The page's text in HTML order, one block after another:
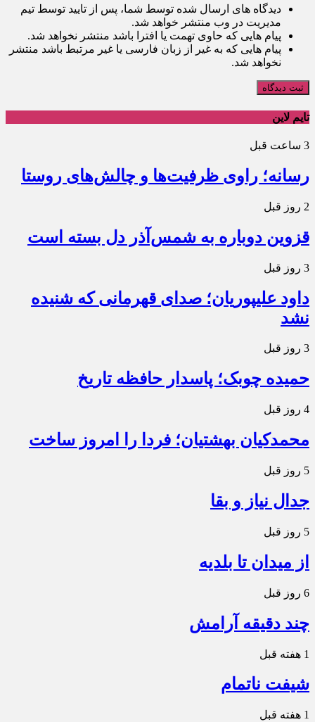
دیدگاه های ارسال شده توسط شما، پس از تایید توسط تیم
مدیریت در وب منتشر خواهد شد.
پیام هایی که حاوی تهمت یا افترا باشد منتشر نخواهد شد.
پیام هایی که به غیر از زبان فارسی یا غیر مرتبط باشد منتشر
نخواهد شد.
ثبت دیدگاه
تایم لاین
3 ساعت قبل
رسانه؛ راوی ظرفیت‌ها و چالش‌های روستا
2 روز قبل
قزوین دوباره به شمس‌آذر دل بسته است
3 روز قبل
داود علیپوریان؛ صدای قهرمانی که شنیده
نشد
3 روز قبل
حمیده چوبک؛ پاسدار حافظه تاریخ
4 روز قبل
محمدکیان بهشتیان؛ فردا را امروز ساخت
5 روز قبل
جدال نیاز و بقا
5 روز قبل
از میدان تا بلدیه
6 روز قبل
چند دقیقه آرامش
1 هفته قبل
شیفت ناتمام
1 هفته قبل